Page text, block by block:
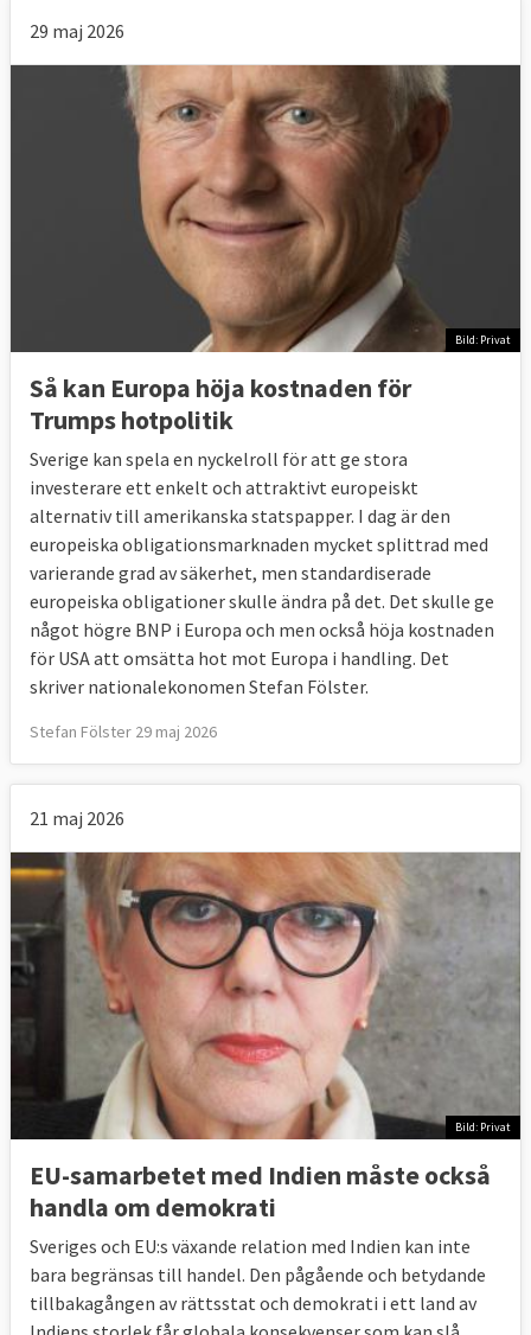
29 maj 2026
Bild: Privat
Så kan Europa höja kostnaden för
Trumps hotpolitik
Sverige kan spela en nyckelroll för att ge stora
investerare ett enkelt och attraktivt europeiskt
alternativ till amerikanska statspapper. I dag är den
europeiska obligationsmarknaden mycket splittrad med
varierande grad av säkerhet, men standardiserade
europeiska obligationer skulle ändra på det. Det skulle ge
något högre BNP i Europa och men också höja kostnaden
för USA att omsätta hot mot Europa i handling. Det
skriver nationalekonomen Stefan Fölster.
Stefan Fölster 29 maj 2026
21 maj 2026
Bild: Privat
EU-samarbetet med Indien måste också
handla om demokrati
Sveriges och EU:s växande relation med Indien kan inte
bara begränsas till handel. Den pågående och betydande
tillbakagången av rättsstat och demokrati i ett land av